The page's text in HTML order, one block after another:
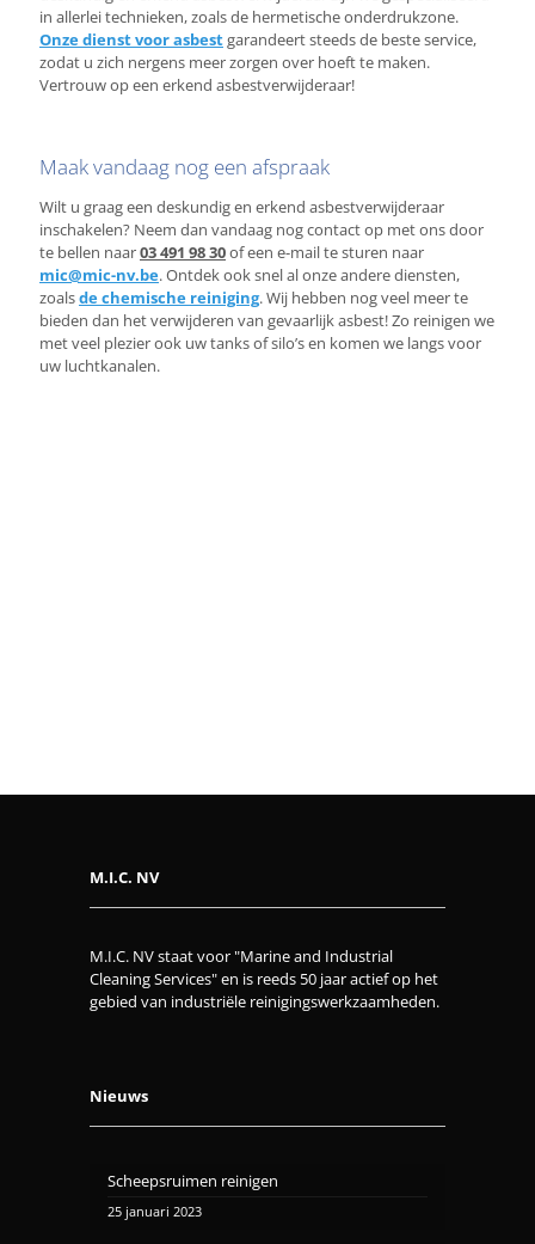
in allerlei technieken, zoals de hermetische onderdrukzone.
Onze dienst voor asbestgarandeert steeds de beste service,
zodat u zich nergens meer zorgen over hoeft te maken.
Vertrouw op een erkend asbestverwijderaar!
Maak vandaag nog een afspraak
Wilt u graag een deskundig en erkend asbestverwijderaar
inschakelen? Neem dan vandaag nog contact op met ons door
te bellen naar03 491 98 30of een e-mail te sturen naar
mic@mic-nv.be. Ontdek ook snel al onze andere diensten,
zoalsde chemische reiniging. Wij hebben nog veel meer te
bieden dan het verwijderen van gevaarlijk asbest! Zo reinigen we
met veel plezier ook uw tanks of silo’s en komen we langs voor
uw luchtkanalen.
M.I.C. NV
M.I.C. NV staat voor "Marine and Industrial
Cleaning Services" en is reeds 50 jaar actief op het
gebied van industriële reinigingswerkzaamheden.
Nieuws
Scheepsruimen reinigen
25 januari 2023